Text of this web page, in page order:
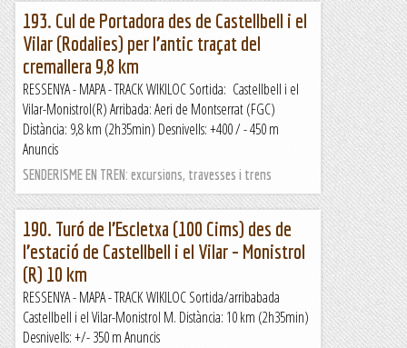
193. Cul de Portadora des de Castellbell i el
Vilar (Rodalies) per l’antic traçat del
cremallera 9,8 km
RESSENYA - MAPA - TRACK WIKILOC Sortida: Castellbell i el
Vilar-Monistrol(R) Arribada: Aeri de Montserrat (FGC)
Distància: 9,8 km (2h35min) Desnivells: +400 / - 450 m
Anuncis
SENDERISME EN TREN: excursions, travesses i trens
190. Turó de l’Escletxa (100 Cims) des de
l’estació de Castellbell i el Vilar – Monistrol
(R) 10 km
RESSENYA - MAPA - TRACK WIKILOC Sortida/arribabada
Castellbell i el Vilar-Monistrol M. Distància: 10 km (2h35min)
Desnivells: +/- 350 m Anuncis